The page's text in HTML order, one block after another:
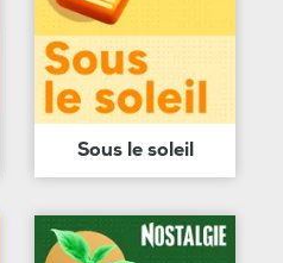
Sous le soleil